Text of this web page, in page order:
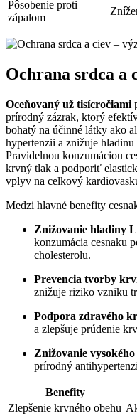
Pôsobenie proti
zápalom
Ochrana srdca a
Oceňovaný už tisícročiami
prírodný zázrak, ktorý
bohatý na účinné látky ako
hypertenzii a znižuje
Pravidelnou konzumáciou
krvný tlak a podporiť
vplyv na celkový
Medzi hlavné benefity
Znižovanie hladiny
konzumácia cesnaku
cholesterolu.
Prevencia tvorby
znižuje riziko vzniku
Podpora zdravého
a zlepšuje prúdenie
Znižovanie
prírodný
Benefity
Zlepšenie krvného obehu